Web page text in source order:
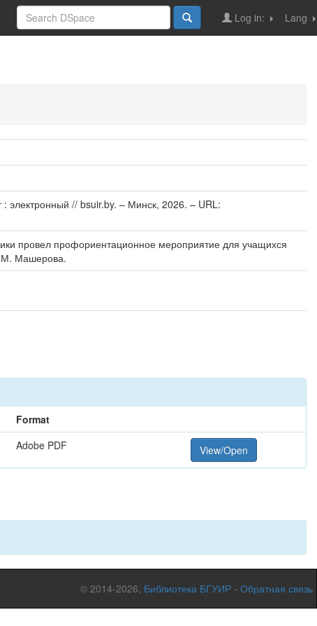
Lang
Log in:
электронный // bsuir.by. – Минск, 2026. – URL:
провел профориентационное мероприятие для учащихся
М. Машерова.
Format
Adobe PDF View/Open
© 2014-2026, Библиотека БГУИР - Обратная связь